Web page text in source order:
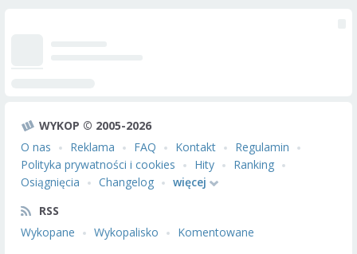
WYKOP © 2005-2026
O nas
Reklama FAQ Kontakt
Regulamin
Polityka prywatności i cookies
Hity
Ranking
Osiągnięcia
Changelog
więcej
RSS
Wykopane
Wykopalisko Komentowane